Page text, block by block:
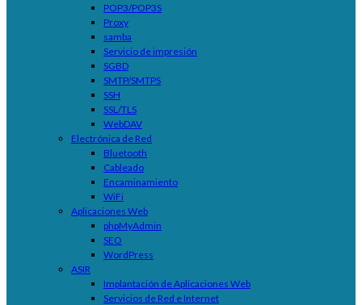
POP3/POP3S
Proxy
samba
Servicio de impresión
SGBD
SMTP/SMTPS
SSH
SSL/TLS
WebDAV
Electrónica de Red
Bluetooth
Cableado
Encaminamiento
WiFi
Aplicaciones Web
phpMyAdmin
SEO
WordPress
ASIR
Implantación de Aplicaciones Web
Servicios de Red e Internet